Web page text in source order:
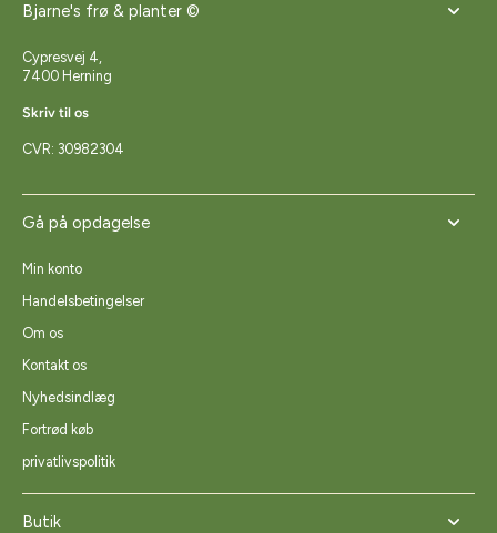
Bjarne's frø & planter ©
Cypresvej 4,
7400 Herning
Skriv til os
CVR: 30982304
Gå på opdagelse
Min konto
Handelsbetingelser
Om os
Kontakt os
Nyhedsindlæg
Fortrød køb
privatlivspolitik
Butik